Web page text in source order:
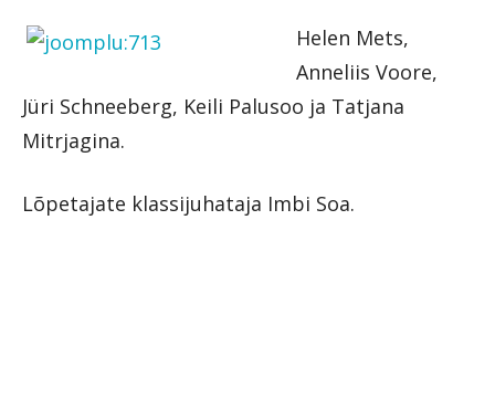
Helen Mets,
Anneliis Voore,
Jüri Schneeberg, Keili Palusoo ja Tatjana
Mitrjagina.
Lõpetajate klassijuhataja Imbi Soa.